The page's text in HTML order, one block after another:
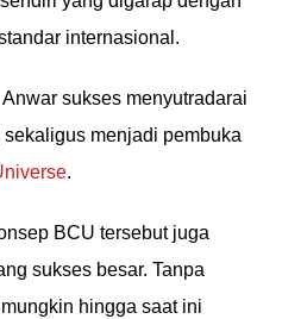
internasional.
sukses menyutradarai
menjadi pembuka
.
BCU tersebut juga
sukses besar. Tanpa
hingga saat ini